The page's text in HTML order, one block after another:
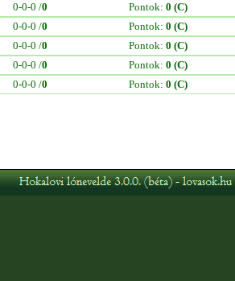
0-0-0 /0 Pontok: 0 (C)
0-0-0 /0 Pontok: 0 (C)
0-0-0 /0 Pontok: 0 (C)
0-0-0 /0 Pontok: 0 (C)
0-0-0 /0 Pontok: 0 (C)